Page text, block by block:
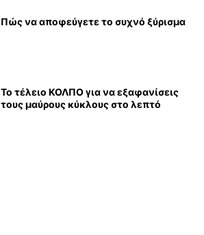
Πώς να αποφεύγετε το συχνό ξύρισμα
Το τέλειο ΚΟΛΠΟ για να εξαφανίσεις
τους μαύρους κύκλους στο λεπτό